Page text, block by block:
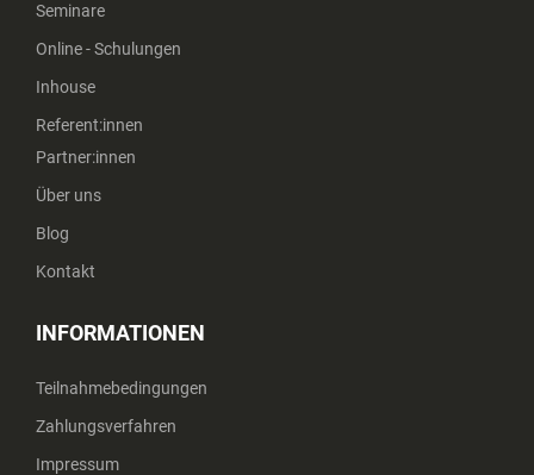
Seminare
Online - Schulungen
Inhouse
Referent:innen
Partner:innen
Über uns
Blog
Kontakt
INFORMATIONEN
Teilnahmebedingungen
Zahlungsverfahren
Impressum